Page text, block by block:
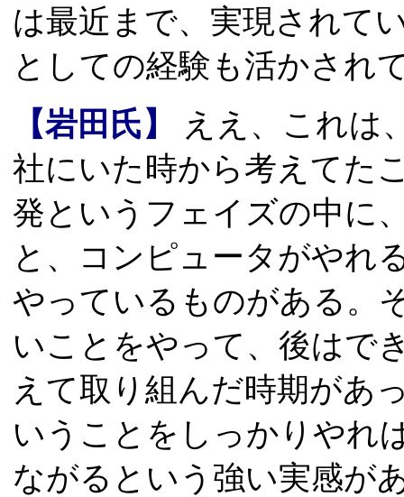
は最近まで、実現されて
としての経験も活かされ
【岩田氏】
ええ、これは
社にいた時から考えてた
発というフェイズの中に
と、コンピュータがやれ
やっているものがある。
いことをやって、後はで
えて取り組んだ時期があ
いうことをしっかりやれ
ながるという強い実感が